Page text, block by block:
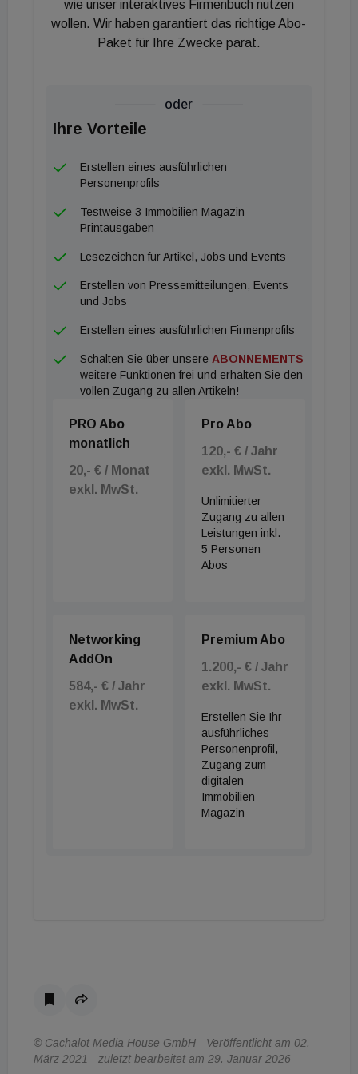
Nahversorgungsquartier ist nahezu vollvermietet,
die durchschnittliche Restmietvertragslaufzeit
(WAULT) beträgt etwa 12,7 Jahre. Das Bernstein-
stabilen deutschen Standorten mit einer
Einzelgröße von zehn bis 40 Millionen Euro. Die
Ausschüttungsrendite beträgt zwischen 4,5 und 5,5
Prozent p.a..
wie unser interaktives Firmenbuch nutzen
wollen. Wir haben garantiert das richtige Abo-
Paket für Ihre Zwecke parat.
oder
Ihre Vorteile
Erstellen eines ausführlichen
Personenprofils
Testweise 3 Immobilien Magazin
Printausgaben
Lesezeichen für Artikel, Jobs und Events
Erstellen von Pressemitteilungen, Events
und Jobs
Erstellen eines ausführlichen Firmenprofils
Schalten Sie über unsere ABONNEMENTS
weitere Funktionen frei und erhalten Sie den
vollen Zugang zu allen Artikeln!
PRO Abo
monatlich
20,- € / Monat
exkl. MwSt.
Pro Abo
120,- € / Jahr
exkl. MwSt.
Unlimitierter
Zugang zu allen
Leistungen inkl.
5 Personen
Abos
Networking
AddOn
584,- € / Jahr
exkl. MwSt.
Premium Abo
1.200,- € / Jahr
exkl. MwSt.
Erstellen Sie Ihr
ausführliches
Personenprofil,
Zugang zum
digitalen
Immobilien
Magazin
© Cachalot Media House GmbH - Veröffentlicht am 02.
März 2021 - zuletzt bearbeitet am 29. Januar 2026